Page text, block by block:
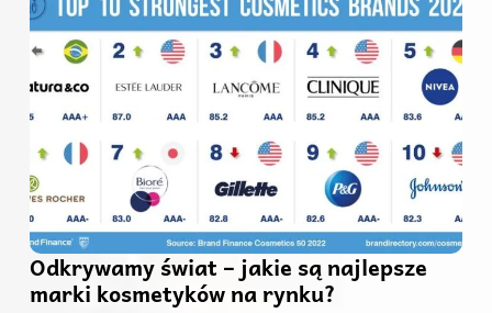
Odkrywamy świat – jakie są najlepsze
marki kosmetyków na rynku?